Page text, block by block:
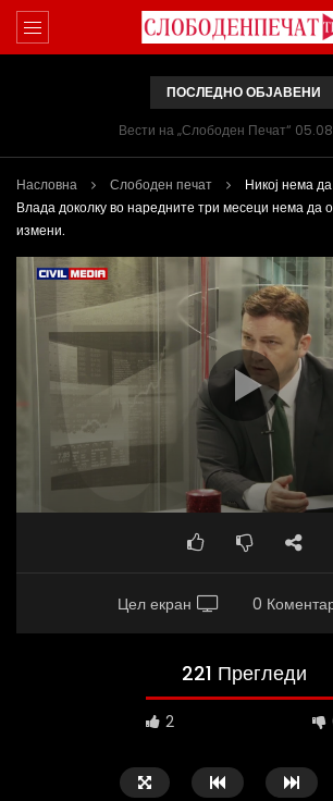
ПОСЛЕДНО ОБЈАВЕНИ
Вести на „Слободен Печат“
Насловна Слободен печат
Никој нема
Влада доколку во наредните три месеци нема да
измени.
Цел екран 0
221 Прегледи
2